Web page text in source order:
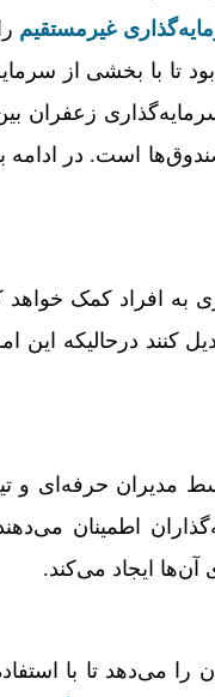
غیرمستقیم
تا با بخشی از
زعفران
است. در ادامه
به افراد کمک
کنند درحالی­که
مدیران حرفه‌ای و
اطمینان
ایجاد می‌کند.
می‌دهد تا با